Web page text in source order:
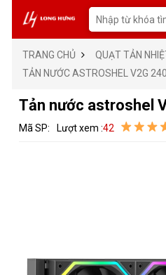
TRANG CHỦ QUẠT TẢN
TẢN NƯỚC ASTROSHEL V2G
Tản nước astroshel
Mã SP: Lượt xem :42